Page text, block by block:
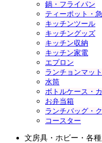
鍋・フライパン
ティーポット・
キッチンツール
キッチングッズ
キッチン収納
キッチン家電
エプロン
ランチョンマッ
水筒
ボトルケース・
お弁当箱
ランチバッグ・
コースター
文房具・ホビー・各